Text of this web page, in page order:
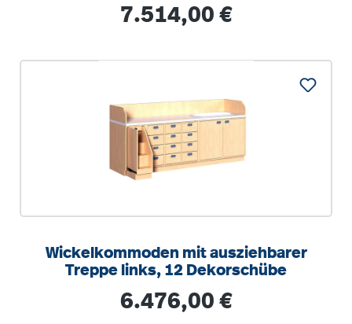
Regulärer Preis:
7.514,00 €
Wickelkommoden mit ausziehbarer
Treppe links, 12 Dekorschübe
Regulärer Preis:
6.476,00 €